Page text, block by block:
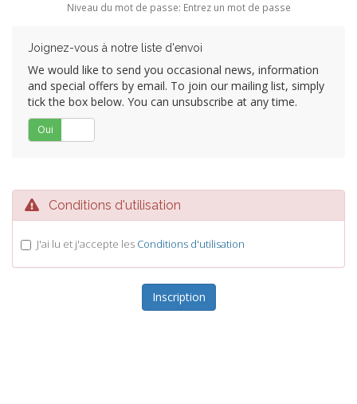
Niveau du mot de passe: Entrez un mot de passe
Joignez-vous à notre liste d'envoi
We would like to send you occasional news, information
and special offers by email. To join our mailing list, simply
tick the box below. You can unsubscribe at any time.
Oui
Conditions d'utilisation
J'ai lu et j'accepte les Conditions d'utilisation